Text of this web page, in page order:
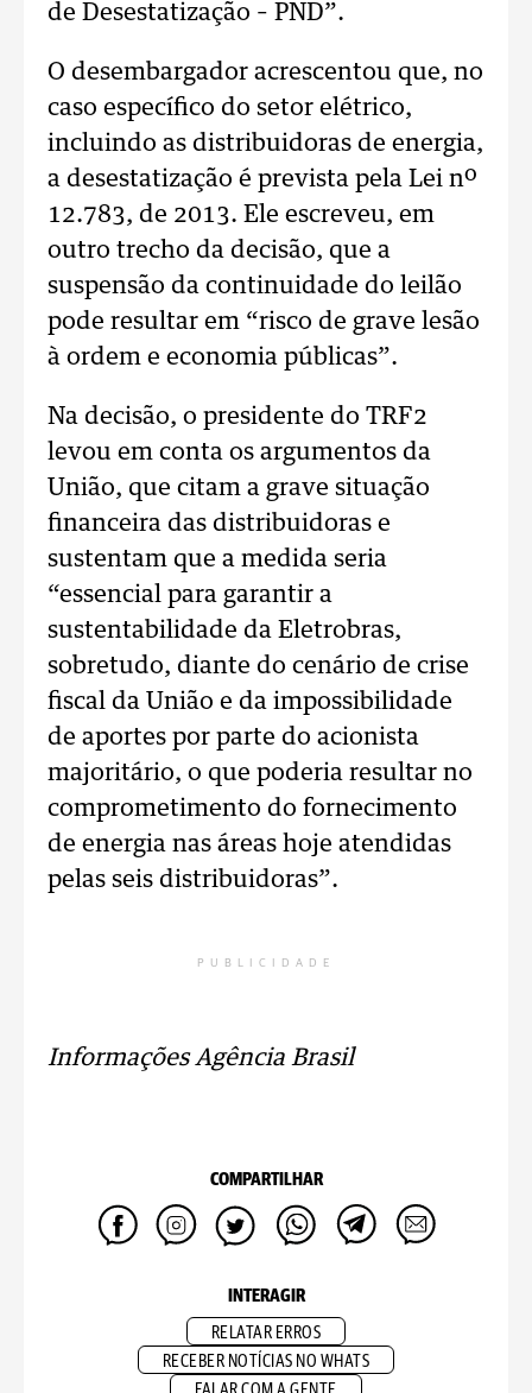
de Desestatização – PND”.
O desembargador acrescentou que, no
caso específico do setor elétrico,
incluindo as distribuidoras de energia,
a desestatização é prevista pela Lei nº
12.783, de 2013. Ele escreveu, em
outro trecho da decisão, que a
suspensão da continuidade do leilão
pode resultar em “risco de grave lesão
à ordem e economia públicas”.
Na decisão, o presidente do TRF2
levou em conta os argumentos da
União, que citam a grave situação
financeira das distribuidoras e
sustentam que a medida seria
“essencial para garantir a
sustentabilidade da Eletrobras,
sobretudo, diante do cenário de crise
fiscal da União e da impossibilidade
de aportes por parte do acionista
majoritário, o que poderia resultar no
comprometimento do fornecimento
de energia nas áreas hoje atendidas
pelas seis distribuidoras”.
PUBLICIDADE
Informações Agência Brasil
COMPARTILHAR
INTERAGIR
RELATAR ERROS
RECEBER NOTÍCIAS NO WHATS